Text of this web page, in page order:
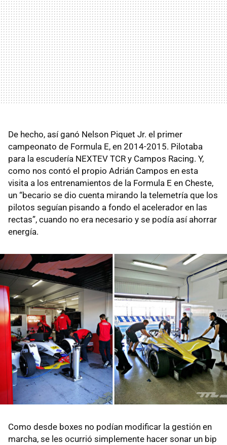
De hecho, así ganó Nelson Piquet Jr. el primer
campeonato de Formula E, en 2014-2015. Pilotaba
para la escudería NEXTEV TCR y Campos Racing. Y,
como nos contó el propio Adrián Campos en esta
visita a los entrenamientos de la Formula E en Cheste,
un “becario se dio cuenta mirando la telemetría que los
pilotos seguían pisando a fondo el acelerador en las
rectas”, cuando no era necesario y se podía así ahorrar
energía.
Como desde boxes no podían modificar la gestión en
marcha, se les ocurrió simplemente hacer sonar un bip